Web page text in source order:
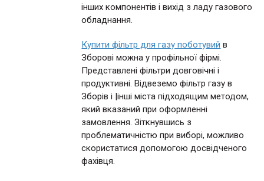
інших компонентів і вихід з ладу газового
обладнання.
Купити фільтр для газу поботувий в
Зборові можна у профільної фірмі.
Представлені фільтри довговічні і
продуктивні. Відвеземо фільтр газу в
Зборів і |інші міста підходящим методом,
який вказаний при оформленні
замовлення. Зіткнувшись з
проблематичністю при виборі, можливо
скористатися допомогою досвідченого
фахівця.